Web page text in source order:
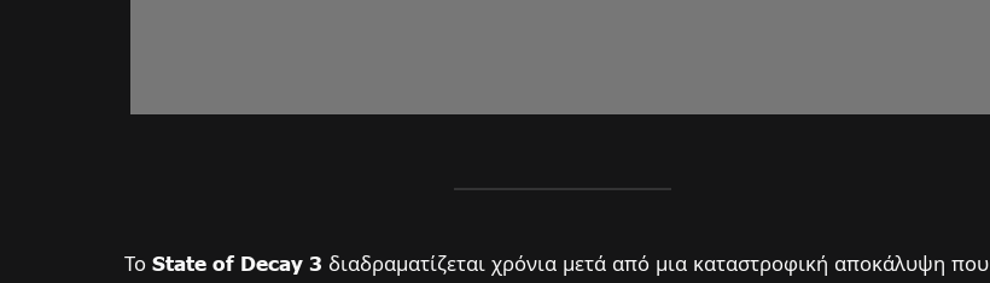
Το State of Decay 3 διαδραματίζεται χρόνια μετά από μια καταστροφική αποκάλυψη που